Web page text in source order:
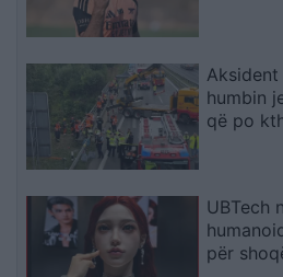
humbin
që po
UBTech
për